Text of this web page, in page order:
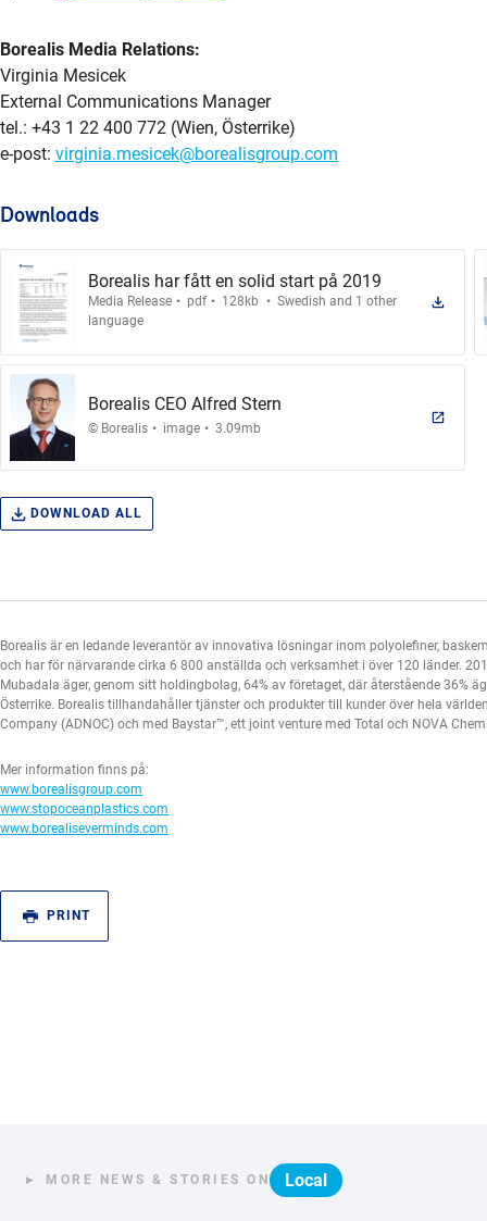
Borealis Media Relations:
Virginia Mesicek
External Communications Manager
tel.: +43 1 22 400 772 (Wien, Österrike)
e-post: virginia.mesicek@borealisgroup.com
Downloads
Borealis har fått en solid start på 2019
Media Release . pdf. 128kb . Swedish and 1 other
language
Borealis CEO Alfred Stern
© Borealis . image . 3.09mb
DOWNLOAD ALL
Borealis är en ledande leverantör av innovativa lösningar inom polyolefiner,
och har för närvarande cirka 6 800 anställda och verksamhet i över 120 länder.
Mubadala äger, genom sitt holdingbolag, 64% av företaget, där återstående 36%
Österrike. Borealis tillhandahåller tjänster och produkter till kunder över hela
Company (ADNOC) och med Baystar™, ett joint venture med Total och NOVA
Mer information finns på:
www.borealisgroup.com
www.stopoceanplastics.com
www.borealiseverminds.com
PRINT
MORE NEWS & STORIES ON Local